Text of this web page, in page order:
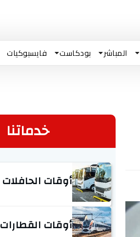
المباشر بودكاست فايسبوكيات
خدماتنا
أوقات الحافلات
أوقات القطارات